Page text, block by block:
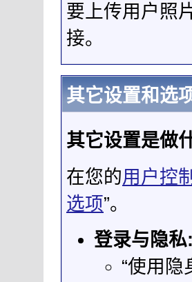
要上传用户照
接。
其它设置和选
其它设置是做
在您的用户控
选项”。
登录与隐私:
“使用